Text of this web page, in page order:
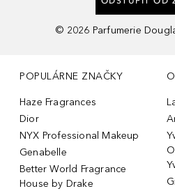
© 2026 Parfumerie
POPULÁRNE ZNAČKY
Haze Fragrances
Dior
NYX Professional Makeup
Genabelle
Better World Fragrance
House by Drake